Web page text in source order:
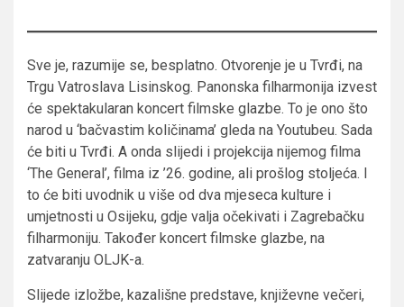
Sve je, razumije se, besplatno. Otvorenje je u Tvrđi, na
Trgu Vatroslava Lisinskog. Panonska filharmonija izvest
će spektakularan koncert filmske glazbe. To je ono što
narod u ‘bačvastim količinama’ gleda na Youtubeu. Sada
će biti u Tvrđi. A onda slijedi i projekcija nijemog filma
‘The General’, filma iz ’26. godine, ali prošlog stoljeća. I
to će biti uvodnik u više od dva mjeseca kulture i
umjetnosti u Osijeku, gdje valja očekivati i Zagrebačku
filharmoniju. Također koncert filmske glazbe, na
zatvaranju OLJK-a.
Slijede izložbe, kazališne predstave, književne večeri,